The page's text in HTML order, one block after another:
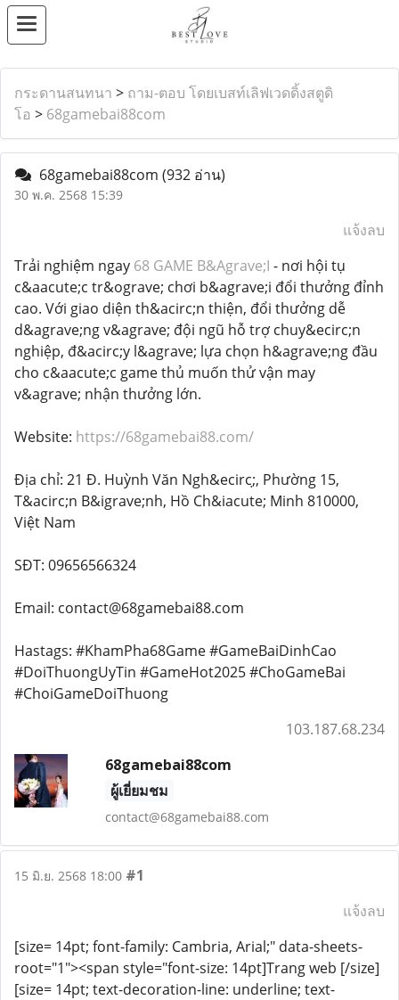
กระดานสนทนา > ถาม-ตอบ โดยเบสท์เลิฟเวดดิ้งสตูดิ
โอ > 68gamebai88com
68gamebai88com (932 อ่าน)
30 พ.ค. 2568 15:39
แจ้งลบ
Trải nghiệm ngay 68 GAME B&Agrave;I - nơi hội tụ
c&aacute;c tr&ograve; chơi b&agrave;i đổi thưởng đỉnh
cao. Với giao diện th&acirc;n thiện, đổi thưởng dễ
d&agrave;ng v&agrave; đội ngũ hỗ trợ chuy&ecirc;n
nghiệp, đ&acirc;y l&agrave; lựa chọn h&agrave;ng đầu
cho c&aacute;c game thủ muốn thử vận may
v&agrave; nhận thưởng lớn.
Website: https://68gamebai88.com/
Địa chỉ: 21 Đ. Huỳnh Văn Ngh&ecirc;̣, Phường 15,
T&acirc;n B&igrave;nh, Hồ Ch&iacute; Minh 810000,
Việt Nam
SĐT: 09656566324
Email: contact@68gamebai88.com
Hastags: #KhamPha68Game #GameBaiDinhCao
#DoiThuongUyTin #GameHot2025 #ChoGameBai
#ChoiGameDoiThuong
103.187.68.234
68gamebai88com
ผู้เยี่ยมชม
contact@68gamebai88.com
15 มิ.ย. 2568 18:00 #1
แจ้งลบ
[size= 14pt; font-family: Cambria, Arial;" data-sheets-
root="1"><span style="font-size: 14pt]Trang web [/size]
[size= 14pt; text-decoration-line: underline; text-